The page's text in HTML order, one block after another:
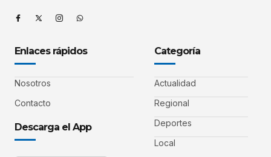
Enlaces rápidos
Nosotros
Contacto
Descarga el App
Categoría
Actualidad
Regional
Deportes
Local